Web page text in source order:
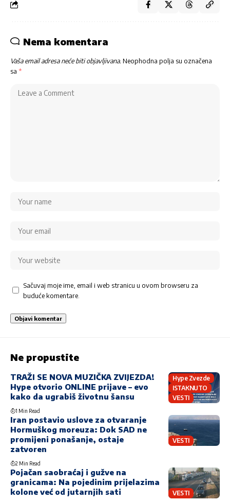
Nema komentara
Vaša email adresa neće biti objavljivana. Neophodna polja su označena
sa *
Sačuvaj moje ime, email i web stranicu u ovom browseru za
buduće komentare.
Ne propustite
Hype Zvezde
ISTAKNUTO
VESTI
TRAŽI SE NOVA MUZIČKA ZVIJEZDA!
Hype otvorio ONLINE prijave – evo
kako da ugrabiš životnu šansu
1 Min Read
VESTI
Iran postavio uslove za otvaranje
Hormuškog moreuza: Dok SAD ne
promijeni ponašanje, ostaje
zatvoren
2 Min Read
VESTI
Pojačan saobraćaj i gužve na
granicama: Na pojedinim prijelazima
kolone već od jutarnjih sati